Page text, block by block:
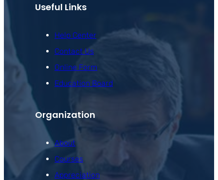
Useful Links
Help Center
Contact Us
Online Form
Education Board
Organization
About
Courses
Appreciation